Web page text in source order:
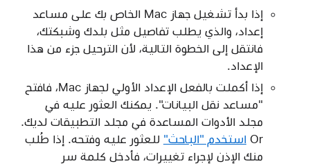
إذا بدأ تشغيل جهاز Mac الخاص بك على مساعد
إعداد، والذي يطلب تفاصيل مثل بلدك وشبكتك،
فانتقل إلى الخطوة التالية، لأن الترحيل جزء من هذا
الإعداد.
إذا أكملت بالفعل الإعداد الأولي لجهاز Mac، فافتح
"مساعد نقل البيانات". يمكنك العثور عليه في
مجلد الأدوات المساعدة في مجلد التطبيقات لديك.
Or استخدم "الباحث" للعثور عليه وفتحه. إذا طُلب
منك الإذن لإجراء تغييرات، فأدخل كلمة سر